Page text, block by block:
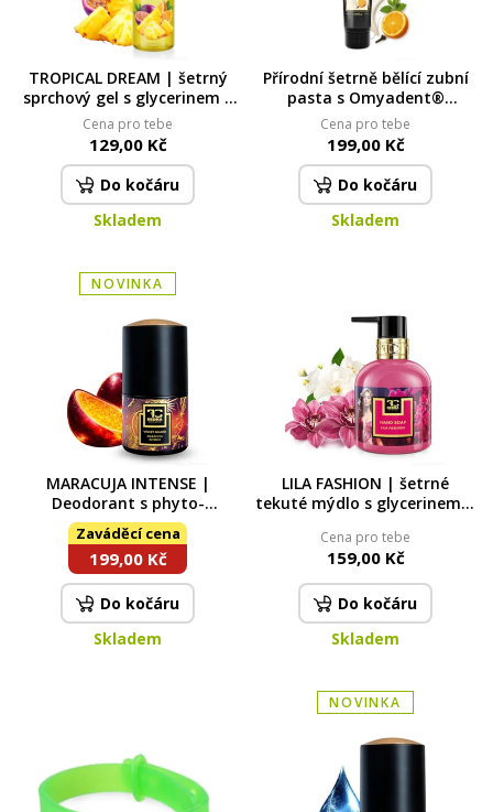
TROPICAL DREAM | šetrný
sprchový gel s glycerinem |
420 ml | FRUITY EDITION
Cena pro tebe
129,00 Kč
Do kočáru
Skladem
Přírodní šetrně bělící zubní
pasta s Omyadent®
(hydroxyapatit & kalcium
karbonát) | remineralizace
skloviny | pro citlivé zuby |
DEDRA DENT | 100 g
Cena pro tebe
199,00 Kč
Do kočáru
Skladem
NOVINKA
MARACUJA INTENSE |
Deodorant s phyto-
antiperspiračním
komplexem | 75 ml
Zaváděcí cena
199,00 Kč
Do kočáru
Skladem
LILA FASHION | šetrné
tekuté mýdlo s glycerinem &
Cena pro tebe
159,00 Kč
Do kočáru
Skladem
NOVINKA